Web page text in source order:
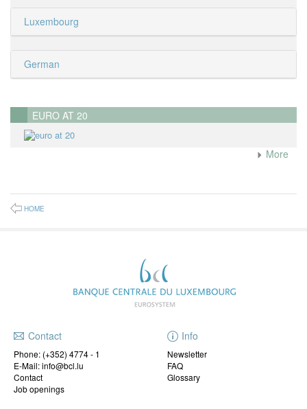
Luxembourg
German
EURO AT 20
More
HOME
Contact
Phone: (+352) 4774 - 1
E-Mail: info@bcl.lu
Contact
Job openings
Info
Newsletter
FAQ
Glossary